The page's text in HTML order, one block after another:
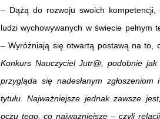
– Dążą do rozwoju swoich kompetencji,
ludzi wychowywanych w świecie pełnym
– Wyróżniają się otwartą postawą na to,
Konkurs Nauczyciel Jutr@, podobnie
przygląda się nadesłanym
tytułu. Najważniejsze jednak zawsze
oczu tego, co najważniejsze – czyli